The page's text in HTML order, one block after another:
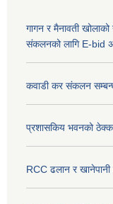
गागन र मैनावती
संकलनको लागि E-bid
कवाडी कर संकलन
प्रशासकिय भवनको
RCC ढलान र